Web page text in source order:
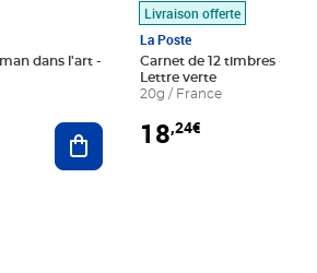
dans l'art -
Ajouter au panier
Livraison offerte
La Poste
Carnet de 12 timbres - Le
Lettre verte
20g / France
18,24€